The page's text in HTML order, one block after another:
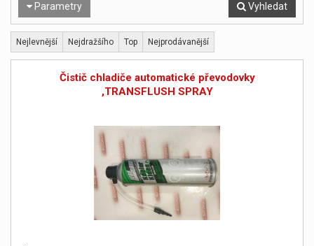
Parametry Vyhledat
Nejlevnější Nejdražšího Top Nejprodávanější
Čistič chladiče automatické převodovky
,TRANSFLUSH SPRAY